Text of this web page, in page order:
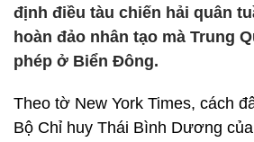
định điều tàu chiến hải quân
hoàn đảo nhân tạo mà Trung
phép ở Biển Đông.
Theo tờ New York Times, cách
Bộ Chỉ huy Thái Bình Dương